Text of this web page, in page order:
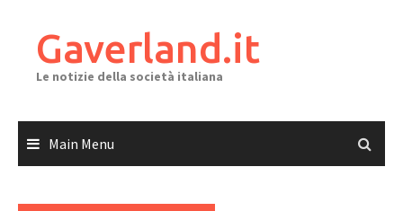
contentGaverland.it
Le notizie della società italiana
Main Menu